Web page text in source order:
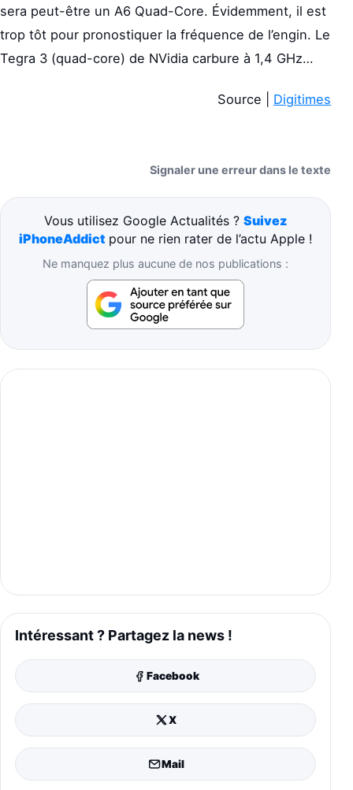
sera peut-être un A6 Quad-Core. Évidemment, il est
trop tôt pour pronostiquer la fréquence de l’engin. Le
Tegra 3 (quad-core) de NVidia carbure à 1,4 GHz…
Source | Digitimes
Signaler une erreur dans le texte
Vous utilisez Google Actualités ? Suivez
iPhoneAddict pour ne rien rater de l’actu Apple !
Ne manquez plus aucune de nos publications :
Intéressant ? Partagez la news !
Facebook
X
Mail